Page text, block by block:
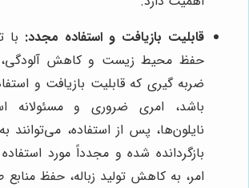
قابلیت بازیافت و استفاده مجدد: با
حفظ محیط زیست و کاهش آلودگی،
ضربه گیری که قابلیت بازیافت و
باشد، امری ضروری و مسئولانه
نایلون‌ها، پس از استفاده، می‌توانند
بازگردانده شده و مجدداً مورد
امر، به کاهش تولید زباله، حفظ